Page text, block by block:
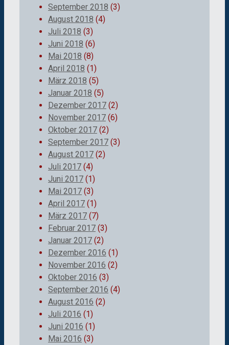
September 2018 (3)
August 2018 (4)
Juli 2018 (3)
Juni 2018 (6)
Mai 2018 (8)
April 2018 (1)
März 2018 (5)
Januar 2018 (5)
Dezember 2017 (2)
November 2017 (6)
Oktober 2017 (2)
September 2017 (3)
August 2017 (2)
Juli 2017 (4)
Juni 2017 (1)
Mai 2017 (3)
April 2017 (1)
März 2017 (7)
Februar 2017 (3)
Januar 2017 (2)
Dezember 2016 (1)
November 2016 (2)
Oktober 2016 (3)
September 2016 (4)
August 2016 (2)
Juli 2016 (1)
Juni 2016 (1)
Mai 2016 (3)